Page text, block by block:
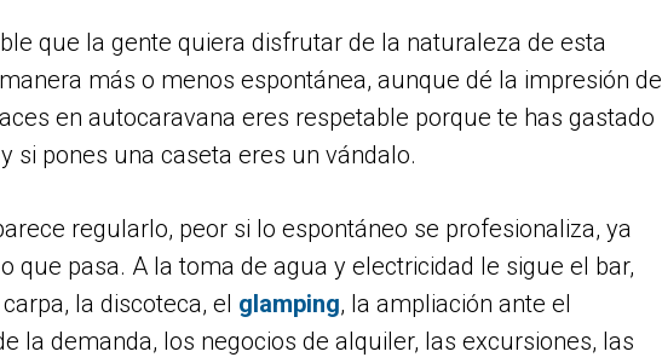
que la gente quiera disfrutar de la naturaleza de esta
más o menos espontánea, aunque dé la impresión de
en autocaravana eres respetable porque te has gastado
si pones una caseta eres un vándalo.
regularlo, peor si lo espontáneo se profesionaliza, ya
que pasa. A la toma de agua y electricidad le sigue el bar,
la discoteca, el glamping, la ampliación ante el
la demanda, los negocios de alquiler, las excursiones, las